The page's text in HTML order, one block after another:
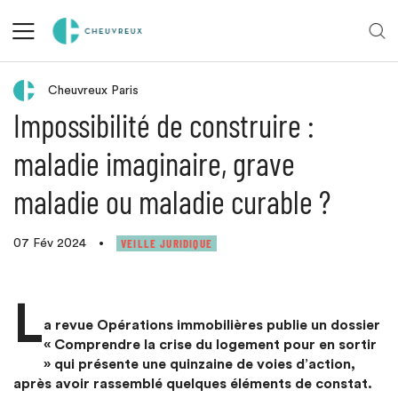
Retour aux actualités
Cheuvreux Paris
Impossibilité de construire :
maladie imaginaire, grave
maladie ou maladie curable ?
07 Fév 2024 • VEILLE JURIDIQUE
La revue Opérations immobilières publie un dossier
« Comprendre la crise du logement pour en sortir
» qui présente une quinzaine de voies d’action,
après avoir rassemblé quelques éléments de constat.